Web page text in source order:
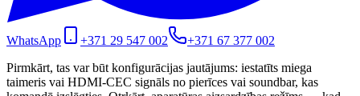
WhatsApp +371 29 547 002
+371 67 377 002
Pirmkārt, tas var būt konfigurācijas jautājums: iestatīts miega
taimeris vai HDMI-CEC signāls no pierīces vai soundbar, kas